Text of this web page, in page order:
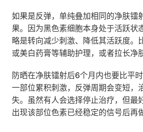
如果是反弹，单纯叠加相同的净肤镭
果。因为黑色素细胞本身处于活跃状
略是转向减少刺激、降低其活跃度。
或美白药膏等辅助护理，或者拉长净
防晒在净肤镭射后6个月内也要比平
一部位累积刺激，反弹周期会变短，
失。虽然有人会选择停止治疗，但最
出现该部位色素已经稳定的信号后再